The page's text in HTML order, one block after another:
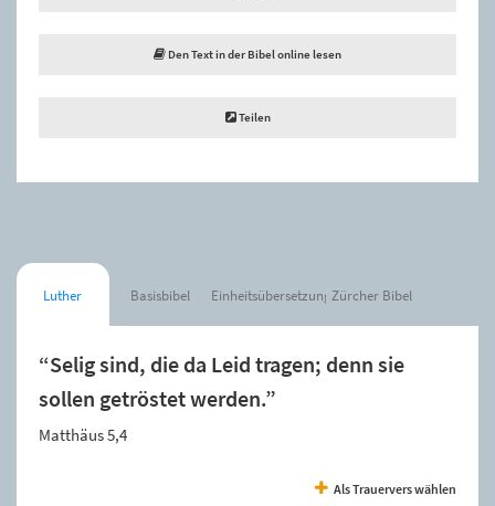
Den Text in der Bibel online lesen
Teilen
Luther Basisbibel Einheitsübersetzung Zürcher Bibel
“Selig sind, die da Leid tragen; denn sie
sollen getröstet werden.”
Matthäus 5,4
Als Trauervers wählen